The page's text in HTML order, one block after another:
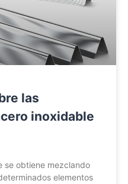
las
inoxidable
se obtiene mezclando
elementos